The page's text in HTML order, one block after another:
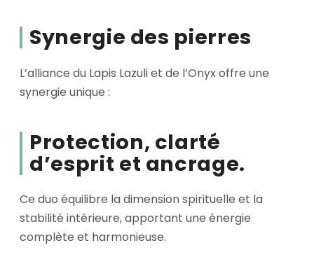
Synergie des pierres
L’alliance du Lapis Lazuli et de l’Onyx offre une
synergie unique :
Protection, clarté
d’esprit et ancrage.
Ce duo équilibre la dimension spirituelle et la
stabilité intérieure, apportant une énergie
complète et harmonieuse.